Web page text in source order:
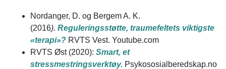
Nordanger, D. og Bergem A. K.
(2016). Reguleringsstøtte, traumefeltets viktigste
«terapi»? RVTS Vest. Youtube.com
RVTS Øst (2020): Smart, et
stressmestringsverktøy. Psykososialberedskap.no